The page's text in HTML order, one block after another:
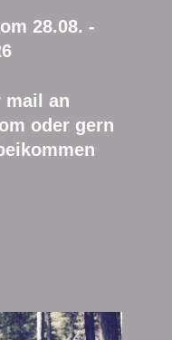
28.08. -
mail an
oder gern